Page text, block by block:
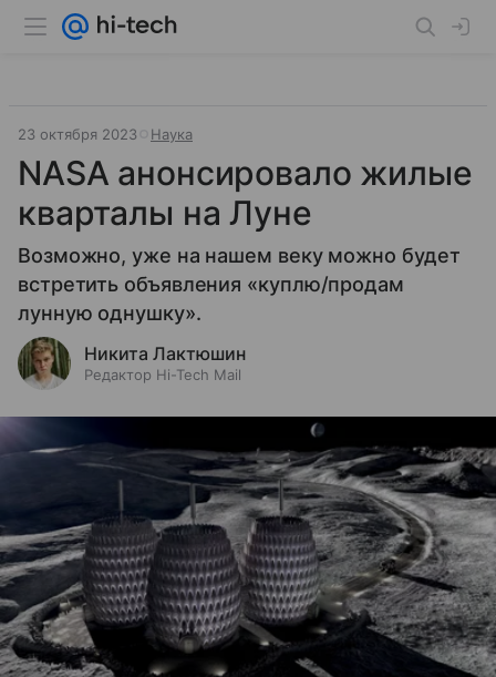
23 октября 2023 Наука
NASA анонсировало жилые
кварталы на Луне
Возможно, уже на нашем веку можно будет
встретить объявления «куплю/продам
лунную однушку».
Никита Лактюшин
Редактор Hi-Tech Mail